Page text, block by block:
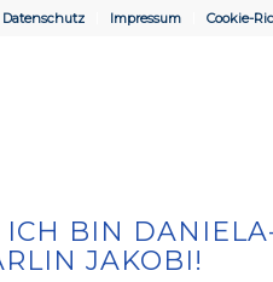
Datenschutz Impressum Cookie-
ICH BIN
JAKOBI!